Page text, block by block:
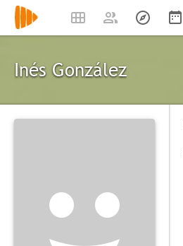
Inés González